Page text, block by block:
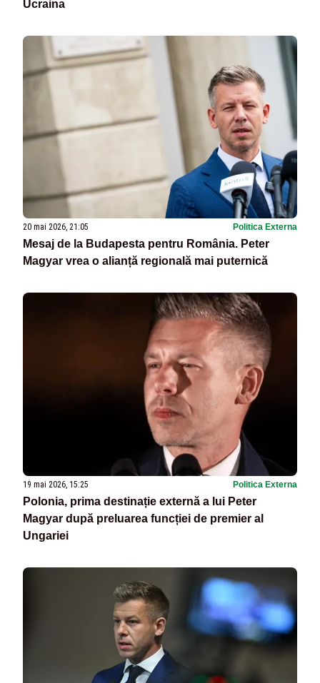
Ucraina
20 mai 2026, 21:05 Politica Externa
Mesaj de la Budapesta pentru România. Peter
Magyar vrea o alianță regională mai puternică
19 mai 2026, 15:25 Politica Externa
Polonia, prima destinație externă a lui Peter
Magyar după preluarea funcției de premier al
Ungariei